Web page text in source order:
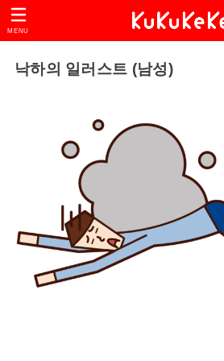
MENU
낙하의 일러스트 (남성)